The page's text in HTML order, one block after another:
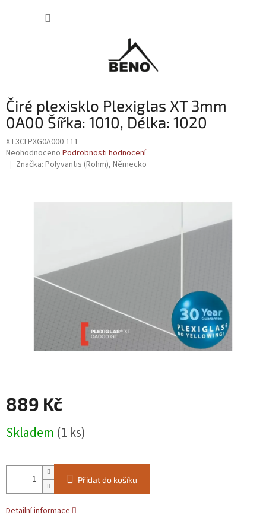
Čiré plexisklo Plexiglas XT 3mm
0A00 Šířka: 1010, Délka: 1020
XT3CLPXG0A000-111
Průměrné
hodnocení
Neohodnoceno Podrobnosti hodnocení
Značka: Polyvantis (Röhm), Německo
889 Kč
cena:
Skladem (1 ks)
Přidat do košíku
Detailní informace